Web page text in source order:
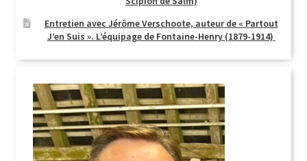
Entretien avec Jérôme Verschoote, auteur de « Partout
J’en Suis ». L’équipage de Fontaine-Henry (1879-1914)